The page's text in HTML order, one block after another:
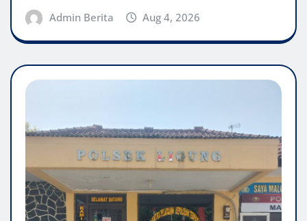
Admin Berita Aug 4, 2026